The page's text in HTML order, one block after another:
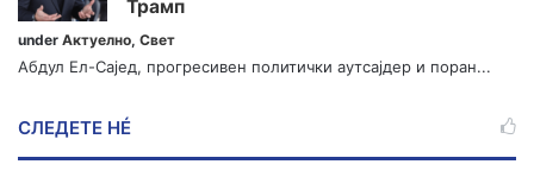
Трамп
under Актуелно, Свет
Абдул Ел-Сајед, прогресивен политички аутсајдер и поран...
СЛЕДЕТЕ НÉ